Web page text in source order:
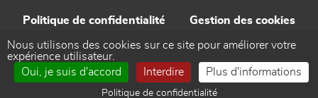
Politique de confidentialité Gestion des cookies
Contact
Réalisé par WEB Enseignes
Nous utilisons des cookies sur ce site pour améliorer votre
expérience utilisateur.
Oui, je suis d'accord
Interdire Plus d'informations
Politique de confidentialité